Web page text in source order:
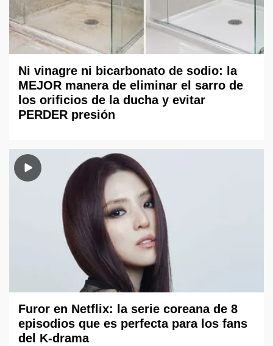
Ni vinagre ni bicarbonato de sodio: la
MEJOR manera de eliminar el sarro de
los orificios de la ducha y evitar
PERDER presión
Furor en Netflix: la serie coreana de 8
episodios que es perfecta para los fans
del K-drama